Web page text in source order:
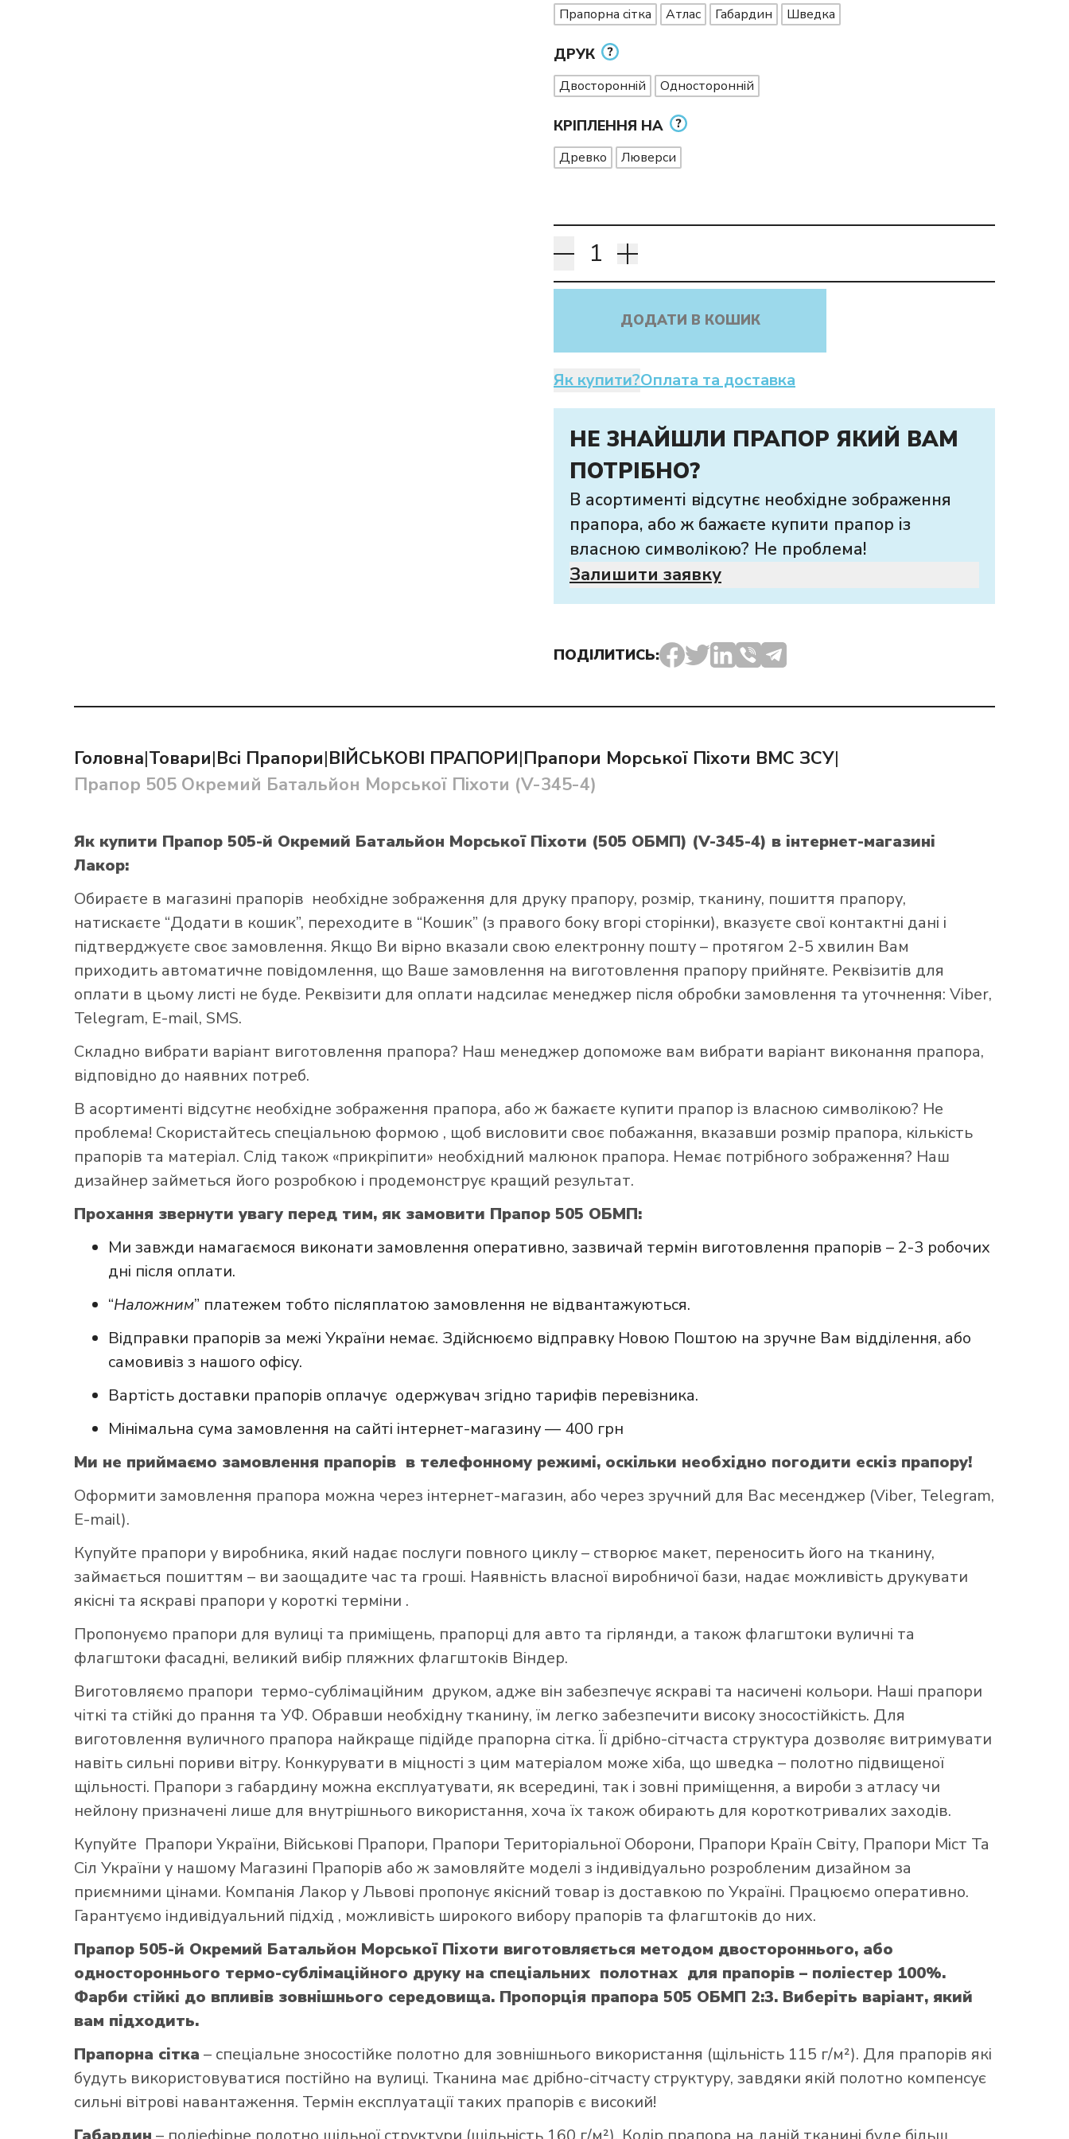
Прапорна сітка Атлас Габардин Шведка
ДРУК
Двосторонній Односторонній
КРІПЛЕННЯ НА
Древко Люверси
ДОДАТИ В КОШИК
Як купити?Оплата та доставка
НЕ ЗНАЙШЛИ ПРАПОР ЯКИЙ ВАМ
ПОТРІБНО?
В асортименті відсутнє необхідне зображення
прапора, або ж бажаєте купити прапор із
власною символікою? Не проблема!
Залишити заявку
ПОДІЛИТИСЬ:
Головна|Товари|Всі Прапори|ВІЙСЬКОВІ ПРАПОРИ|Прапори Морської Піхоти ВМС ЗСУ|
Прапор 505 Окремий Батальйон Морської Піхоти (V-345-4)
Як купити Прапор 505-й Окремий Батальйон Морської Піхоти (505 ОБМП) (V-345-4) в інтернет-магазині
Лакор:
Обираєте в магазині прапорів необхідне зображення для друку прапору, розмір, тканину, пошиття прапору,
натискаєте “Додати в кошик”, переходите в “Кошик” (з правого боку вгорі сторінки), вказуєте свої контактні дані і
підтверджуєте своє замовлення. Якщо Ви вірно вказали свою електронну пошту – протягом 2-5 хвилин Вам
приходить автоматичне повідомлення, що Ваше замовлення на виготовлення прапору прийняте. Реквізитів для
оплати в цьому листі не буде. Реквізити для оплати надсилає менеджер після обробки замовлення та уточнення: Viber,
Telegram, E-mail, SMS.
Складно вибрати варіант виготовлення прапора? Наш менеджер допоможе вам вибрати варіант виконання прапора,
відповідно до наявних потреб.
В асортименті відсутнє необхідне зображення прапора, або ж бажаєте купити прапор із власною символікою? Не
проблема! Скористайтесь спеціальною формою , щоб висловити своє побажання, вказавши розмір прапора, кількість
прапорів та матеріал. Слід також «прикріпити» необхідний малюнок прапора. Немає потрібного зображення? Наш
дизайнер займеться його розробкою і продемонструє кращий результат.
Прохання звернути увагу перед тим, як замовити Прапор 505 ОБМП:
Ми завжди намагаємося виконати замовлення оперативно, зазвичай термін виготовлення прапорів – 2-3 робочих
дні після оплати.
“Наложним” платежем тобто післяплатою замовлення не відвантажуються.
Відправки прапорів за межі України немає. Здійснюємо відправку Новою Поштою на зручне Вам відділення, або
самовивіз з нашого офісу.
Вартість доставки прапорів оплачує одержувач згідно тарифів перевізника.
Мінімальна сума замовлення на сайті інтернет-магазину — 400 грн
Ми не приймаємо замовлення прапорів в телефонному режимі, оскільки необхідно погодити ескіз прапору!
Оформити замовлення прапора можна через інтернет-магазин, або через зручний для Вас месенджер (Viber, Telegram,
E-mail).
Купуйте прапори у виробника, який надає послуги повного циклу – створює макет, переносить його на тканину,
займається пошиттям – ви заощадите час та гроші. Наявність власної виробничої бази, надає можливість друкувати
якісні та яскраві прапори у короткі терміни .
Пропонуємо прапори для вулиці та приміщень, прапорці для авто та гірлянди, а також флагштоки вуличні та
флагштоки фасадні, великий вибір пляжних флагштоків Віндер.
Виготовляємо прапори термо-сублімаційним друком, адже він забезпечує яскраві та насичені кольори. Наші прапори
чіткі та стійкі до прання та УФ. Обравши необхідну тканину, їм легко забезпечити високу зносостійкість. Для
виготовлення вуличного прапора найкраще підійде прапорна сітка. Її дрібно-сітчаста структура дозволяє витримувати
навіть сильні пориви вітру. Конкурувати в міцності з цим матеріалом може хіба, що шведка – полотно підвищеної
щільності. Прапори з габардину можна експлуатувати, як всередині, так і зовні приміщення, а вироби з атласу чи
нейлону призначені лише для внутрішнього використання, хоча їх також обирають для короткотривалих заходів.
Купуйте Прапори України, Військові Прапори, Прапори Територіальної Оборони, Прапори Країн Світу, Прапори Міст Та
Сіл України у нашому Магазині Прапорів або ж замовляйте моделі з індивідуально розробленим дизайном за
приємними цінами. Компанія Лакор у Львові пропонує якісний товар із доставкою по Україні. Працюємо оперативно.
Гарантуємо індивідуальний підхід , можливість широкого вибору прапорів та флагштоків до них.
Прапор 505-й Окремий Батальйон Морської Піхоти виготовляється методом двостороннього, або
одностороннього термо-сублімаційного друку на спеціальних полотнах для прапорів – поліестер 100%.
Фарби стійкі до впливів зовнішнього середовища. Пропорція прапора 505 ОБМП 2:3. Виберіть варіант, який
вам підходить.
Прапорна сітка – спеціальне зносостійке полотно для зовнішнього використання (щільність 115 г/м²). Для прапорів які
будуть використовуватися постійно на вулиці. Тканина має дрібно-сітчасту структуру, завдяки якій полотно компенсує
сильні вітрові навантаження. Термін експлуатації таких прапорів є високий!
Як купити прапор в інтернет-магазині Лакор: